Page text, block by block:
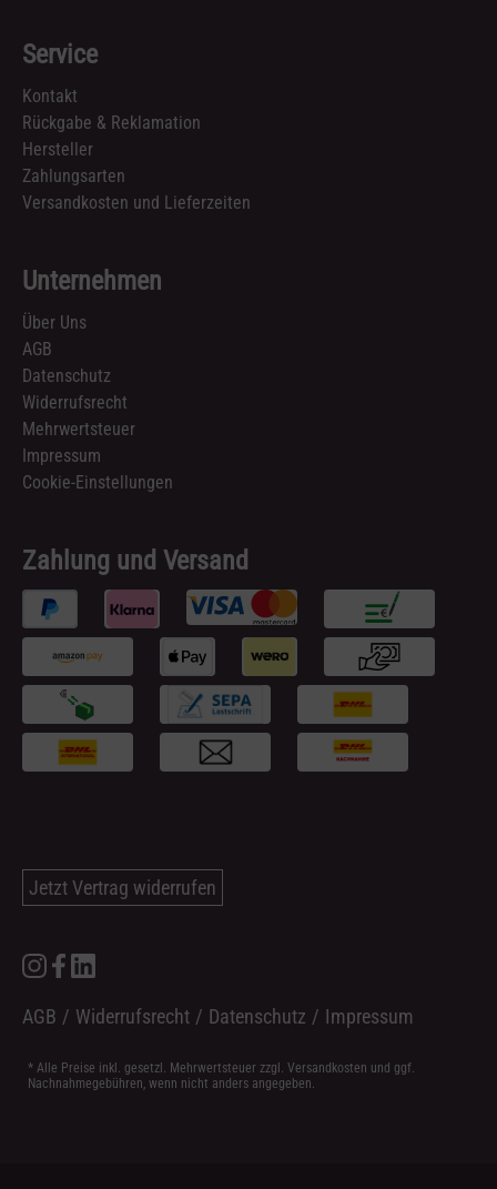
Service
Kontakt
Rückgabe & Reklamation
Hersteller
Zahlungsarten
Versandkosten und Lieferzeiten
Unternehmen
Über Uns
AGB
Datenschutz
Widerrufsrecht
Mehrwertsteuer
Impressum
Cookie-Einstellungen
Zahlung und Versand
Jetzt Vertrag widerrufen
AGB / Widerrufsrecht / Datenschutz / Impressum
* Alle Preise inkl. gesetzl. Mehrwertsteuer zzgl. Versandkosten und ggf.
Nachnahmegebühren, wenn nicht anders angegeben.